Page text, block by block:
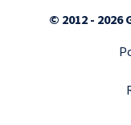
© 2012 - 2026